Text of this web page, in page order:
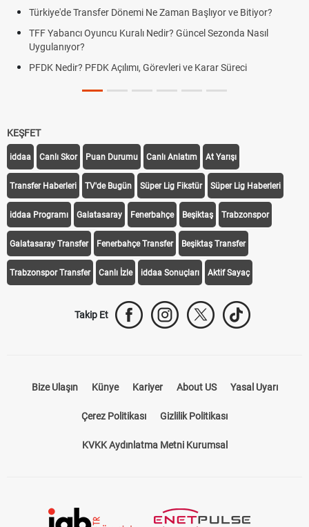
Türkiye'de Transfer Dönemi Ne Zaman Başlıyor ve Bitiyor?
TFF Yabancı Oyuncu Kuralı Nedir? Güncel Sezonda Nasıl
Uygulanıyor?
PFDK Nedir? PFDK Açılımı, Görevleri ve Karar Süreci
KEŞFET
iddaa Canlı Skor Puan Durumu Canlı Anlatım At Yarışı
Transfer Haberleri TV'de Bugün Süper Lig Fikstür Süper Lig Haberleri
iddaa Programı Galatasaray Fenerbahçe Beşiktaş Trabzonspor
Galatasaray Transfer Fenerbahçe Transfer Beşiktaş Transfer
Trabzonspor Transfer Canlı İzle iddaa Sonuçları Aktif Sayaç
Takip Et
Bize Ulaşın Künye Kariyer About US Yasal Uyarı
Çerez Politikası Gizlilik Politikası
KVKK Aydınlatma Metni Kurumsal